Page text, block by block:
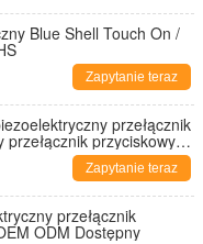
Blue Shell Touch On /
Zapytanie teraz
przełącznik
przyciskowy
Zapytanie teraz
przełącznik
ODM Dostępny